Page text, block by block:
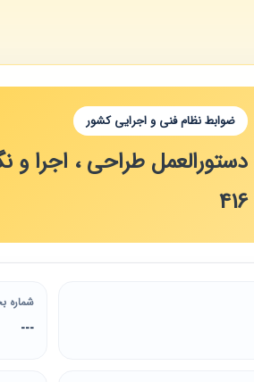
ضوابط نظام فنی و اجرایی کشور
دستورالعمل طراحی ، اجرا
416
شماره
---